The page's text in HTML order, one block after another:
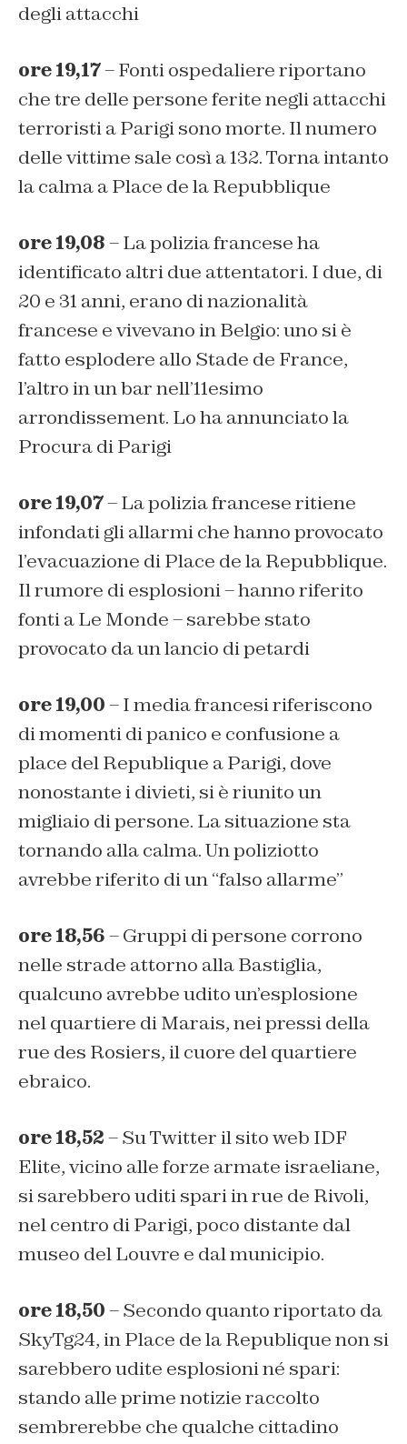
degli attacchi
ore 19,17– Fonti ospedaliere riportano
che tre delle persone ferite negli attacchi
terroristi a Parigi sono morte. Il numero
delle vittime sale così a 132. Torna intanto
la calma a Place de la Repubblique
ore 19,08– La polizia francese ha
identificato altri due attentatori. I due, di
20 e 31 anni, erano di nazionalità
francese e vivevano in Belgio: uno si è
fatto esplodere allo Stade de France,
l’altro in un bar nell’11esimo
arrondissement. Lo ha annunciato la
Procura di Parigi
ore 19,07– La polizia francese ritiene
infondati gli allarmi che hanno provocato
l’evacuazione di Place de la Repubblique.
Il rumore di esplosioni – hanno riferito
fonti a Le Monde – sarebbe stato
provocato da un lancio di petardi
ore 19,00– I media francesi riferiscono
di momenti di panico e confusione a
place del Republique a Parigi, dove
nonostante i divieti, si è riunito un
migliaio di persone. La situazione sta
tornando alla calma. Un poliziotto
avrebbe riferito di un “falso allarme”
ore 18,56– Gruppi di persone corrono
nelle strade attorno alla Bastiglia,
qualcuno avrebbe udito un’esplosione
nel quartiere di Marais, nei pressi della
rue des Rosiers, il cuore del quartiere
ebraico.
ore 18,52– Su Twitter il sito web IDF
Elite, vicino alle forze armate israeliane,
si sarebbero uditi spari in rue de Rivoli,
nel centro di Parigi, poco distante dal
museo del Louvre e dal municipio.
ore 18,50– Secondo quanto riportato da
SkyTg24, in Place de la Republique non si
sarebbero udite esplosioni né spari:
stando alle prime notizie raccolto
sembrerebbe che qualche cittadino